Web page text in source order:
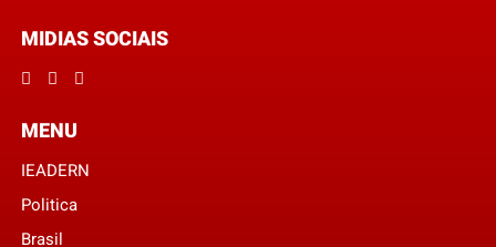
MIDIAS SOCIAIS
MENU
IEADERN
Politica
Brasil